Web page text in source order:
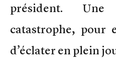
président.
catastrophe, pour
d’éclater en plein